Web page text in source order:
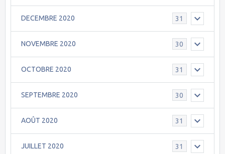
DECEMBRE 2020 31
NOVEMBRE 2020 30
OCTOBRE 2020 31
SEPTEMBRE 2020 30
AOÛT 2020 31
JUILLET 2020 31